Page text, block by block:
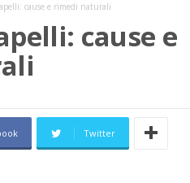
cause e rimedi naturali
cause e
Twitter